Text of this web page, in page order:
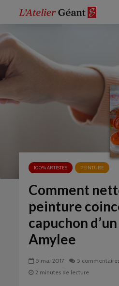
100% ARTISTES PEINTURE
Comment
peinture
capuchon
Amylee
5 mai 2017
5
2 minutes de lecture